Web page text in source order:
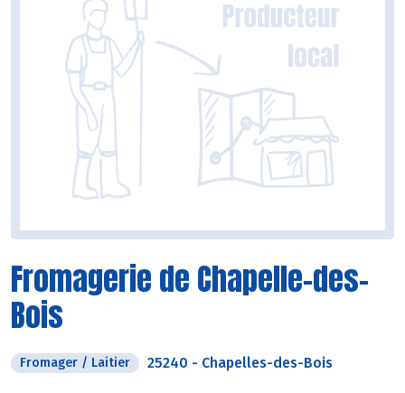
Fromagerie de Chapelle-des-
Bois
Fromager / Laitier 25240 - Chapelles-des-Bois